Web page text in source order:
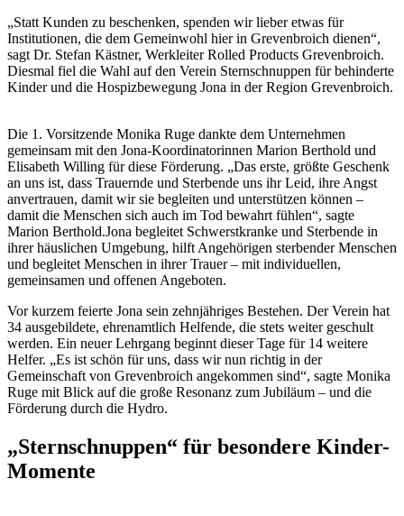
„Statt Kunden zu beschenken, spenden wir lieber etwas für
Institutionen, die dem Gemeinwohl hier in Grevenbroich dienen“,
sagt Dr. Stefan Kästner, Werkleiter Rolled Products Grevenbroich.
Diesmal fiel die Wahl auf den Verein Sternschnuppen für behinderte
Kinder und die Hospizbewegung Jona in der Region Grevenbroich.
Die 1. Vorsitzende Monika Ruge dankte dem Unternehmen
gemeinsam mit den Jona-Koordinatorinnen Marion Berthold und
Elisabeth Willing für diese Förderung. „Das erste, größte Geschenk
an uns ist, dass Trauernde und Sterbende uns ihr Leid, ihre Angst
anvertrauen, damit wir sie begleiten und unterstützen können –
damit die Menschen sich auch im Tod bewahrt fühlen“, sagte
Marion Berthold.Jona begleitet Schwerstkranke und Sterbende in
ihrer häuslichen Umgebung, hilft Angehörigen sterbender Menschen
und begleitet Menschen in ihrer Trauer – mit individuellen,
gemeinsamen und offenen Angeboten.
Vor kurzem feierte Jona sein zehnjähriges Bestehen. Der Verein hat
34 ausgebildete, ehrenamtlich Helfende, die stets weiter geschult
werden. Ein neuer Lehrgang beginnt dieser Tage für 14 weitere
Helfer. „Es ist schön für uns, dass wir nun richtig in der
Gemeinschaft von Grevenbroich angekommen sind“, sagte Monika
Ruge mit Blick auf die große Resonanz zum Jubiläum – und die
Förderung durch die Hydro.
„Sternschnuppen“ für besondere Kinder-
Momente